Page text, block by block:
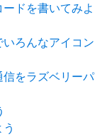
ドを書いてみよ
ろんなアイコン
をラズベリーパ